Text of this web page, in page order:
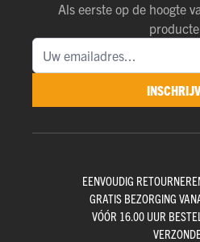
Als eerste op de hoogte
EENVOUDIG
GRATIS BEZORGING
VÓÓR 16.00 UUR